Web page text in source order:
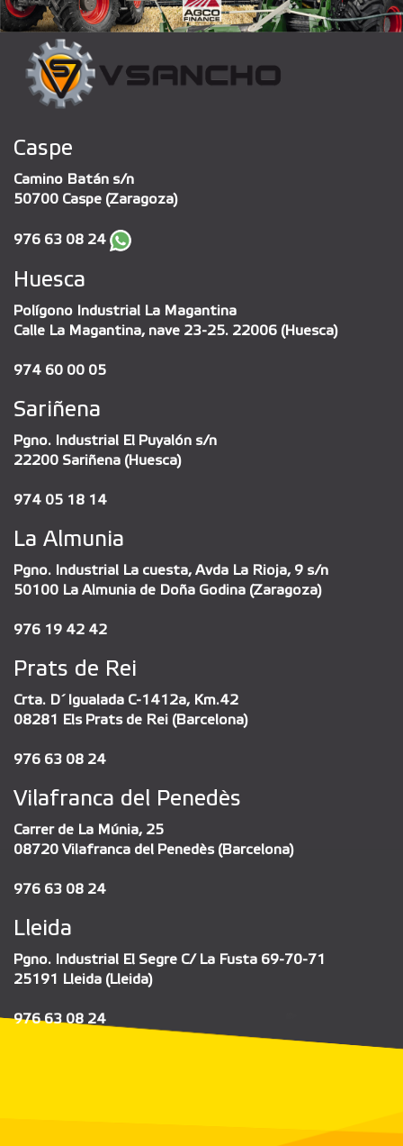
Caspe
Camino Batán s/n
50700 Caspe (Zaragoza)
976 63 08 24
Huesca
Polígono Industrial La Magantina
Calle La Magantina, nave 23-25. 22006 (Huesca)
974 60 00 05
Sariñena
Pgno. Industrial El Puyalón s/n
22200 Sariñena (Huesca)
974 05 18 14
La Almunia
Pgno. Industrial La cuesta, Avda La Rioja, 9 s/n
50100 La Almunia de Doña Godina (Zaragoza)
976 19 42 42
Prats de Rei
Crta. D´Igualada C-1412a, Km.42
08281 Els Prats de Rei (Barcelona)
976 63 08 24
Vilafranca del Penedès
Carrer de La Múnia, 25
08720 Vilafranca del Penedès (Barcelona)
976 63 08 24
Lleida
Pgno. Industrial El Segre C/ La Fusta 69-70-71
25191 Lleida (Lleida)
976 63 08 24